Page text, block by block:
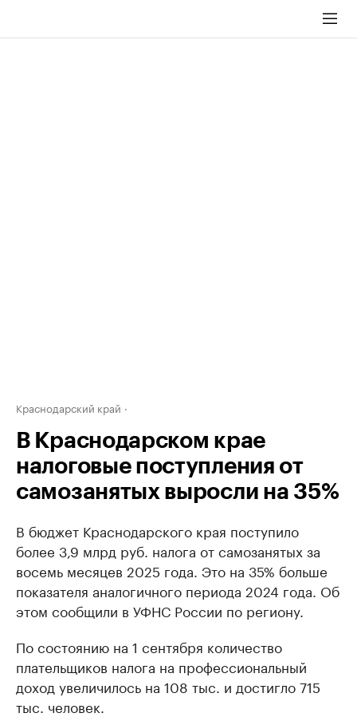
Краснодарский край
В Краснодарском крае
налоговые поступления от
самозанятых выросли на 35%
В бюджет Краснодарского края поступило
более 3,9 млрд руб. налога от самозанятых за
восемь месяцев 2025 года. Это на 35% больше
показателя аналогичного периода 2024 года. Об
этом сообщили в УФНС России по региону.
По состоянию на 1 сентября количество
плательщиков налога на профессиональный
доход увеличилось на 108 тыс. и достигло 715
тыс. человек.